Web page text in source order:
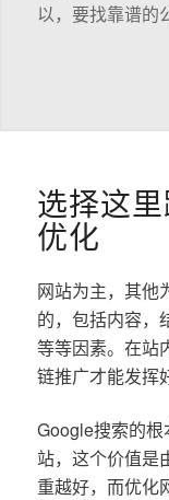
以，要找靠谱的
选择这
优化
网站为主，其他
的，包括内容，
等等因素。在站
链推广才能发挥
Google搜索的
站，这个价值是
重越好，而优化